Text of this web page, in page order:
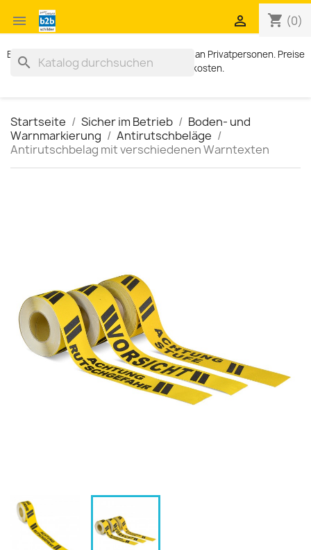
 shopping_cart (0)

Exklusiv für Geschäftskunden. Kein Verkauf an Privatpersonen. Preise
zzgl. MWST und Versandkosten.
search
Startseite Sicher im Betrieb
Boden- und
Warnmarkierung
Antirutschbeläge
Antirutschbelag mit verschiedenen Warntexten